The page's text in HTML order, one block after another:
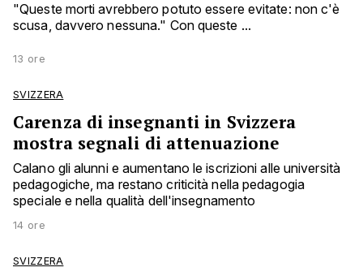
"Queste morti avrebbero potuto essere evitate: non c'è
scusa, davvero nessuna." Con queste ...
13 ore
SVIZZERA
Carenza di insegnanti in Svizzera
mostra segnali di attenuazione
Calano gli alunni e aumentano le iscrizioni alle università
pedagogiche, ma restano criticità nella pedagogia
speciale e nella qualità dell'insegnamento
14 ore
SVIZZERA